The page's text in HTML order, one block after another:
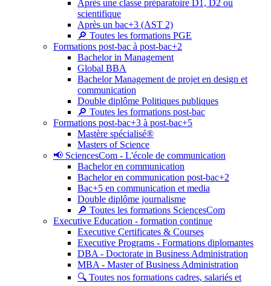
Après une classe préparatoire D1, D2 ou
scientifique
Après un bac+3 (AST 2)
🔎 Toutes les formations PGE
Formations post-bac à post-bac+2
Bachelor in Management
Global BBA
Bachelor Management de projet en design et
communication
Double diplôme Politiques publiques
🔎 Toutes les formations post-bac
Formations post-bac+3 à post-bac+5
Mastère spécialisé®
Masters of Science
📢 SciencesCom - L'école de communication
Bachelor en communication
Bachelor en communication post-bac+2
Bac+5 en communication et media
Double diplôme journalisme
🔎 Toutes les formations SciencesCom
Executive Education - formation continue
Executive Certificates & Courses
Executive Programs - Formations diplomantes
DBA - Doctorate in Business Administration
MBA - Master of Business Administration
🔍 Toutes nos formations cadres, salariés et